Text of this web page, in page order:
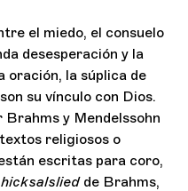
el miedo, el consuelo
desesperación y la
oración, la súplica de
su vínculo con Dios.
Brahms y Mendelssohn
religiosos o
escritas para coro,
de Brahms,